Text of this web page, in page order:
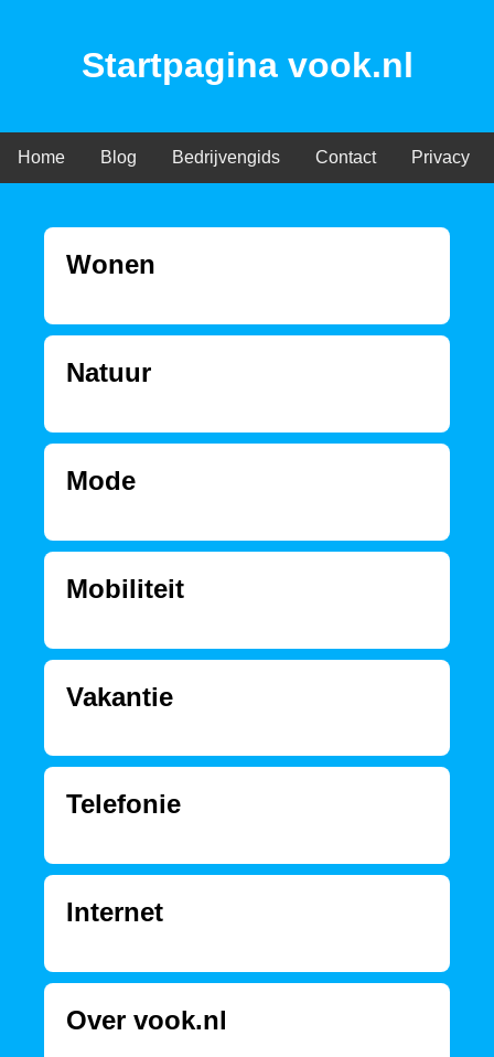
Startpagina vook.nl
Home Blog Bedrijvengids Contact Privacy
Wonen
Natuur
Mode
Mobiliteit
Vakantie
Telefonie
Internet
Over vook.nl